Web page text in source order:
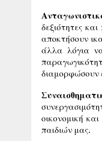
δεξιότητες
αποκτήσουν
άλλα λόγια
διαμορφώσουν
οικονομική
παιδιών μας.